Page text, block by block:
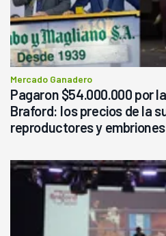
Mercado Ganadero
Pagaron $54.000.000 por
Braford: los precios de la
reproductores y embriones